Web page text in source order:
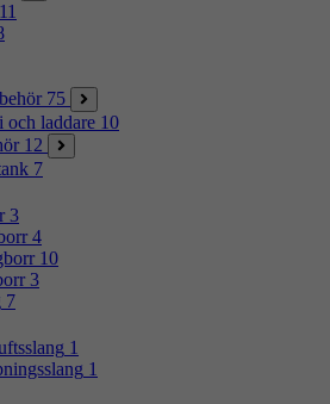
11
75
och laddare 10
12
7
3
4
10
3
7
1
1